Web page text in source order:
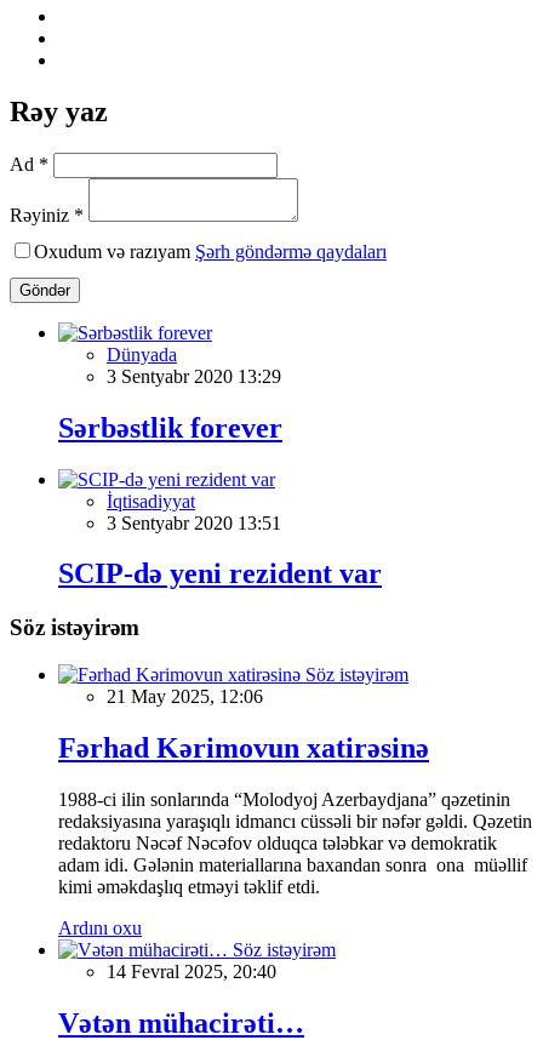
Rəy yaz
Ad *
Rəyiniz *
Oxudum və razıyam Şərh göndərmə qaydaları
Göndər
Dünyada
3 Sentyabr 2020 13:29
Sərbəstlik forever
İqtisadiyyat
3 Sentyabr 2020 13:51
SCIP-də yeni rezident var
Söz istəyirəm
Söz istəyirəm
21 May 2025, 12:06
Fərhad Kərimovun xatirəsinə
1988-ci ilin sonlarında “Molodyoj Azerbaydjana” qəzetinin
redaksiyasına yaraşıqlı idmancı cüssəli bir nəfər gəldi. Qəzetin
redaktoru Nəcəf Nəcəfov olduqca tələbkar və demokratik
adam idi. Gələnin materiallarına baxandan sonra ona müəllif
kimi əməkdaşlıq etməyi təklif etdi.
Ardını oxu
Söz istəyirəm
14 Fevral 2025, 20:40
Vətən mühacirəti…